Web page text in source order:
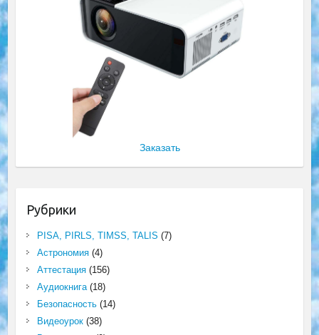
Заказать
Рубрики
PISA, PIRLS, TIMSS, TALIS (7)
Астрономия(4)
Аттестация(156)
Аудиокнига(18)
Безопасность(14)
Видеоурок(38)